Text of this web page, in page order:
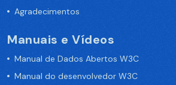
Agradecimentos
Manuais e Vídeos
Manual de Dados Abertos W3C
Manual do desenvolvedor W3C